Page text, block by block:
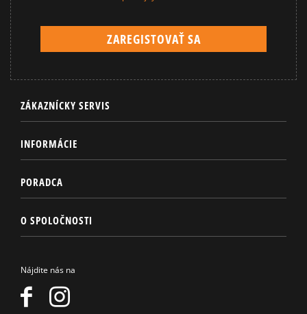
Nájdite nás na
ZÁKAZNÍCKY SERVIS
INFORMÁCIE
PORADCA
O SPOLOČNOSTI